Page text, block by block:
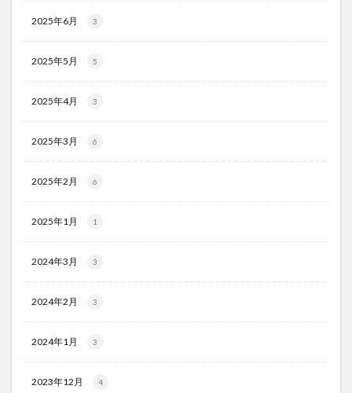
2025年6月 3
2025年5月 5
2025年4月 3
2025年3月 6
2025年2月 6
2025年1月 1
2024年3月 3
2024年2月 3
2024年1月 3
2023年12月 4